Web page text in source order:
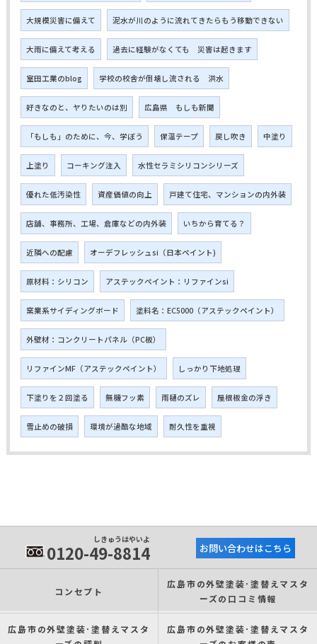
大規模災害に備えて 泥水が川のように流れてきたらもう移動できない
大雨に備えて考える 過去に経験がなくても 災害は起きます
室田工業のblog 学校の校舎が倒壊し流される 洪水
好きなのと、ヤりたいのは別 広島県 もしも新聞
「もしも」のために、今、学ぼう 保温テープ 戻し吹き 中塗り
上塗り コーキング注入 水性セラミシリコンシリーズ
優れた低汚染性 資産価値の向上 戸建て住宅、マンションの内外装
店舗、事務所、工場、倉庫などの内外装 いちから育てる？
近隣への配慮 オーデフレッシュsi（日本ペイント)
原材料：シリコン アステックペイント：リファインsi
窯業系サイディングボード 塗料名：EC5000（アステックペイント）
外壁材：コンクリートパネル（PC板）
リファインMF（アステックペイント） しっかり下地処理
下塗りを２回塗る 無機フッ素 雨樋のズレ 屋根板金の浮き
雪止めの破損 環境が過酷な地域 耐久性を重視
しきゅうはやいよ
0120-49-8814 お問い合わせはこちら
コンセプト
広島市の外壁塗装･塗替えマスタ
ーズの口コミ情報
広島市の外壁塗装･塗替えマスタ
広島市の外壁塗装･塗替えマスタ